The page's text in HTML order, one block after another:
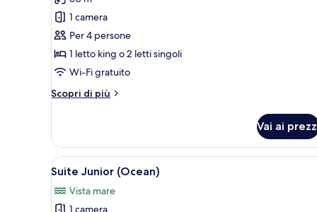
Camera
Deluxe
(Lagoon)
1 camera
Per 4 persone
1 letto king o 2 letti singoli
Wi-Fi gratuito
Scopri di più
Altri
Deluxe
(Lagoon)
Vai ai
Apri
tutte
le
Suite Junior (Ocean) | Vista
6
Suite Junior (Ocean)
Vista mare
1 camera